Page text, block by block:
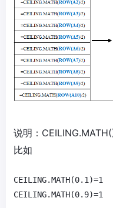
说明：
比如
CEILING.MATH(0.1)=1